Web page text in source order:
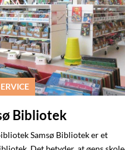
Bibliotek
Samsø Bibliotek er et